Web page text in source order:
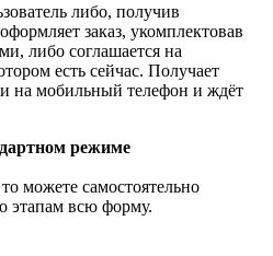
либо, получив
заказ, укомплектовав
либо соглашается на
есть сейчас. Получает
на мобильный телефон и ждёт
режиме
можете самостоятельно
этапам всю форму.